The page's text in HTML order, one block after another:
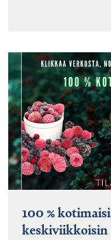
100 %
keskiviikkoisin